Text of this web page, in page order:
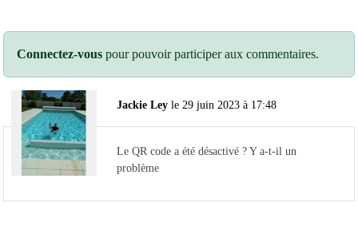
Connectez-vous pour pouvoir participer aux commentaires.
Jackie Ley le 29 juin 2023 à 17:48
Le QR code a été désactivé ? Y a-t-il un
problème